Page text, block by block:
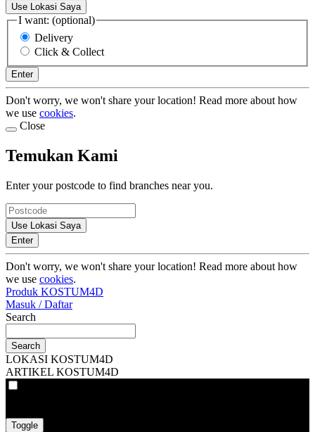
Use Lokasi Saya
I want: (optional)
Delivery
Click & Collect
Enter
Don't worry, we won't share your location! Read more about how
we use cookies.
Close
Temukan Kami
Enter your postcode to find branches near you.
Use Lokasi Saya
Enter
Don't worry, we won't share your location! Read more about how
we use cookies.
Produk KOSTUM4D
Masuk / Daftar
Search
Search
LOKASI KOSTUM4D
ARTIKEL KOSTUM4D
Toggle